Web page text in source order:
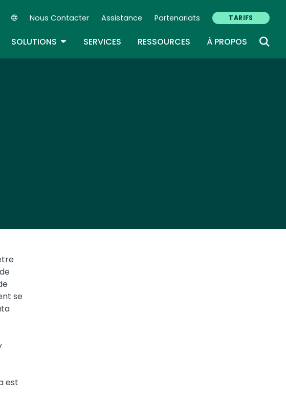
Secondary Navigation (FR)
Nous Contacter Assistance Partenariats TARIFS
SOLUTIONS TOGGLE DROPDOWN
SERVICES RESSOURCES À PROPOS
se
est